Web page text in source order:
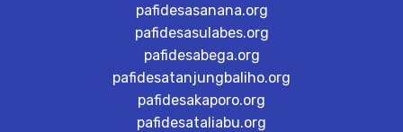
pafidesasanana.org
pafidesasulabes.org
pafidesabega.org
pafidesatanjungbaliho.org
pafidesakaporo.org
pafidesataliabu.org